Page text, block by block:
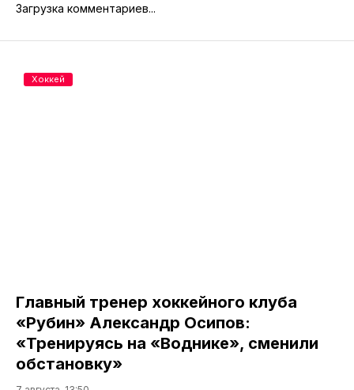
Загрузка комментариев...
Главный тренер хоккейного клуба
«Рубин» Александр Осипов:
«Тренируясь на «Воднике», сменили
обстановку»
Хоккей